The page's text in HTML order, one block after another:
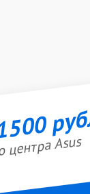
Asus